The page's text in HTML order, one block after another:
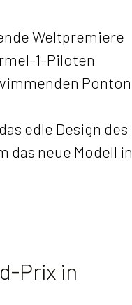
Weltpremiere
1-Piloten
Ponton
edle Design des
das neue Modell in
Prix in